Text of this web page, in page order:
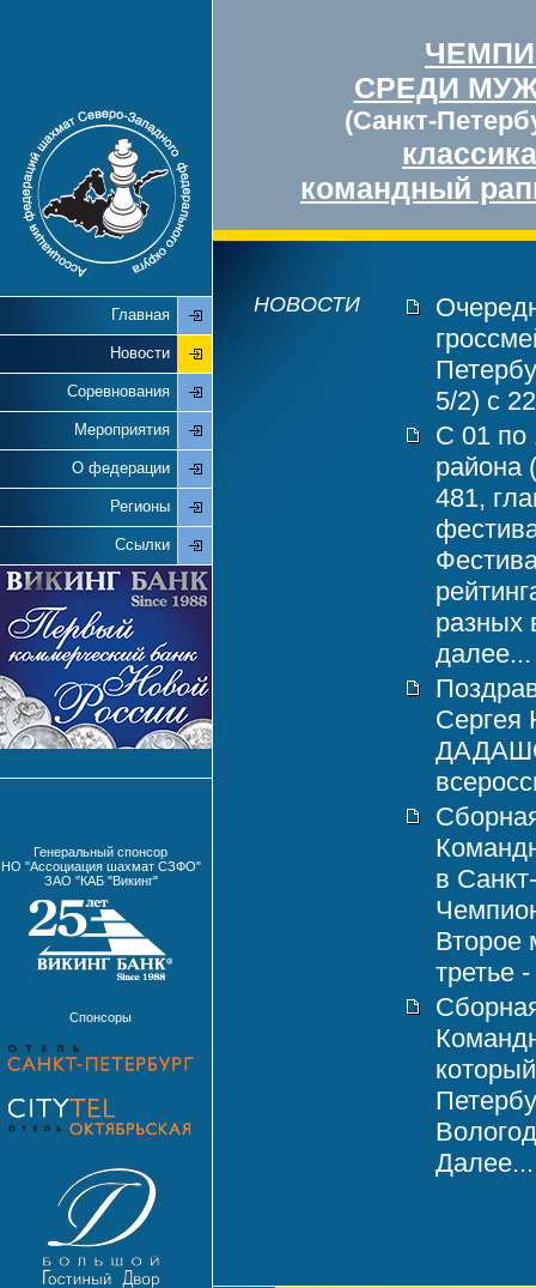
СРЕДИ
(Санкт-
классика
командный
Главная
Новости
Соревнования
Мероприятия
О федерации
Регионы
Ссылки
Генеральный спонсор
НО "Ассоциация шахмат СЗФО"
ЗАО "КАБ "Викинг"
Спонсоры
НОВОСТИ
5/2) с
С 01 по
района
481,
разных
далее...
в
Второе
третье
Далее...